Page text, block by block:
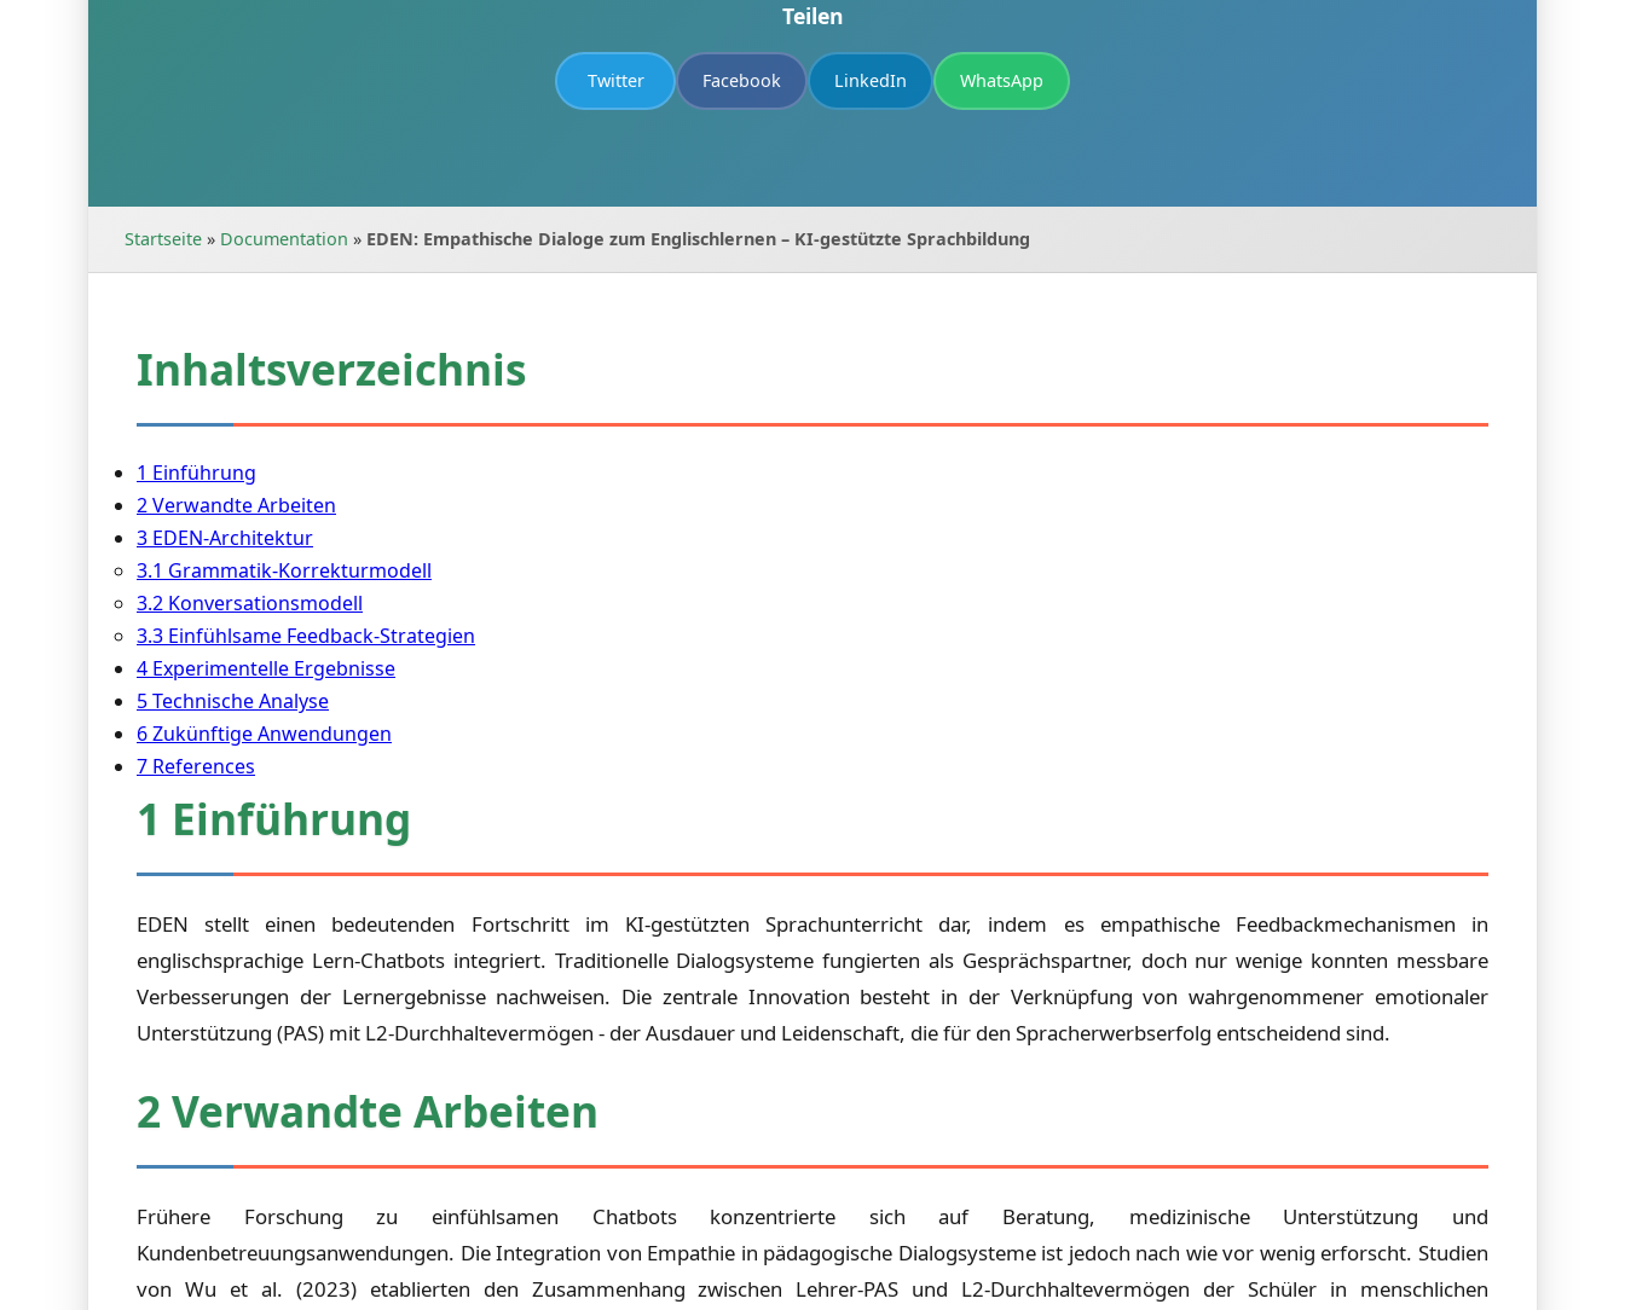
Teilen
Twitter Facebook LinkedIn WhatsApp
Startseite » Documentation » EDEN: Empathische Dialoge zum Englischlernen – KI-gestützte Sprachbildung
Inhaltsverzeichnis
1 Einführung
2 Verwandte Arbeiten
3 EDEN-Architektur
3.1 Grammatik-Korrekturmodell
3.2 Konversationsmodell
3.3 Einfühlsame Feedback-Strategien
4 Experimentelle Ergebnisse
5 Technische Analyse
6 Zukünftige Anwendungen
7 References
1 Einführung
EDEN stellt einen bedeutenden Fortschritt im KI-gestützten Sprachunterricht dar, indem es empathische Feedbackmechanismen in
englischsprachige Lern-Chatbots integriert. Traditionelle Dialogsysteme fungierten als Gesprächspartner, doch nur wenige konnten messbare
Verbesserungen der Lernergebnisse nachweisen. Die zentrale Innovation besteht in der Verknüpfung von wahrgenommener emotionaler
Unterstützung (PAS) mit L2-Durchhaltevermögen - der Ausdauer und Leidenschaft, die für den Spracherwerbserfolg entscheidend sind.
2 Verwandte Arbeiten
Frühere Forschung zu einfühlsamen Chatbots konzentrierte sich auf Beratung, medizinische Unterstützung und
Kundenbetreuungsanwendungen. Die Integration von Empathie in pädagogische Dialogsysteme ist jedoch nach wie vor wenig erforscht. Studien
von Wu et al. (2023) etablierten den Zusammenhang zwischen Lehrer-PAS und L2-Durchhaltevermögen der Schüler in menschlichen